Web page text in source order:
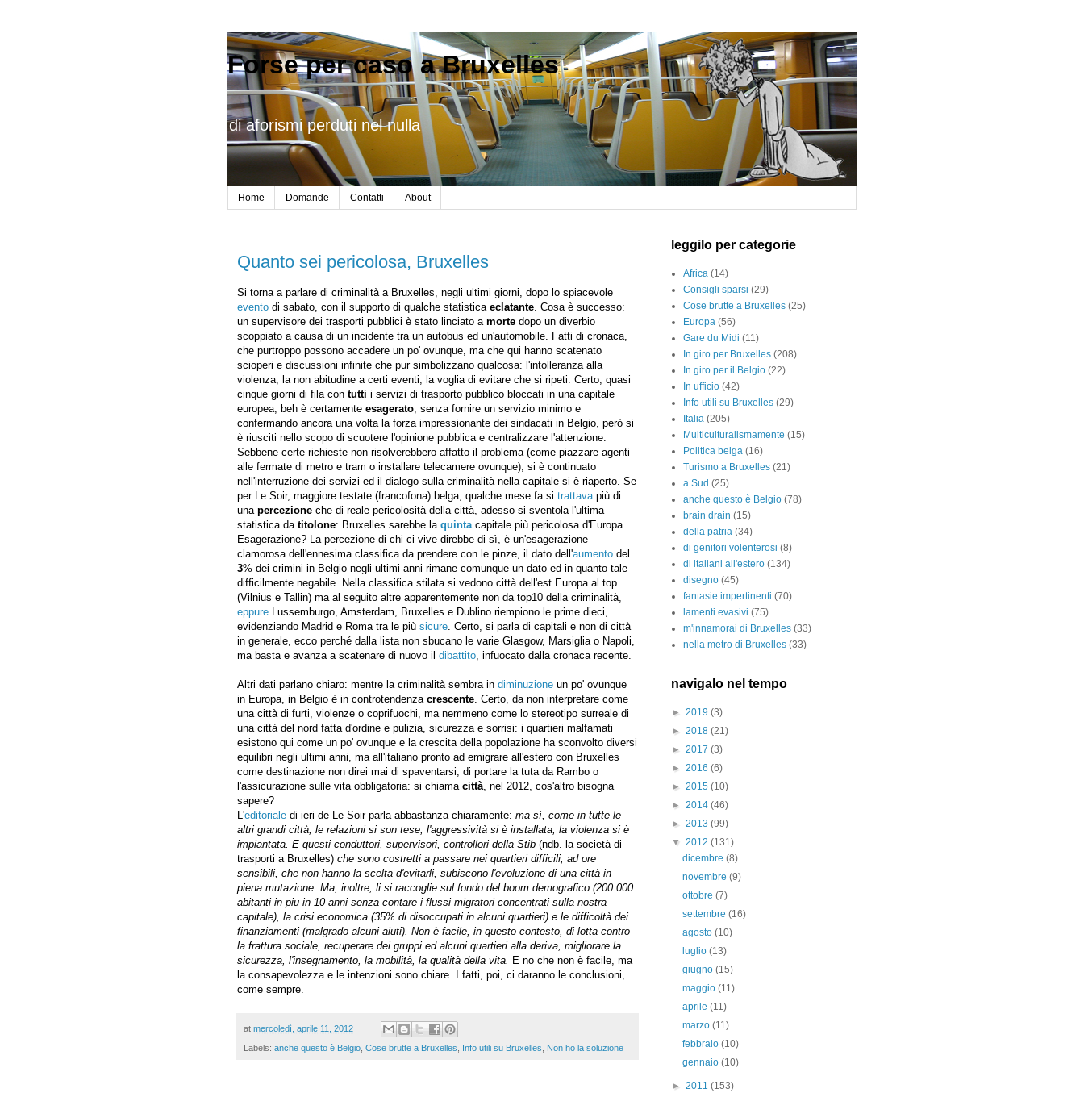
Forse per caso a Bruxelles
di aforismi perduti nel nulla
Home Domande Contatti About
Quanto sei pericolosa, Bruxelles
Si torna a parlare di criminalità a Bruxelles, negli ultimi giorni, dopo lo spiacevole
evento di sabato, con il supporto di qualche statistica eclatante. Cosa è successo:
un supervisore dei trasporti pubblici è stato linciato a morte dopo un diverbio
scoppiato a causa di un incidente tra un autobus ed un'automobile. Fatti di cronaca,
che purtroppo possono accadere un po' ovunque, ma che qui hanno scatenato
scioperi e discussioni infinite che pur simbolizzano qualcosa: l'intolleranza alla
violenza, la non abitudine a certi eventi, la voglia di evitare che si ripeti. Certo, quasi
cinque giorni di fila con tutti i servizi di trasporto pubblico bloccati in una capitale
europea, beh è certamente esagerato, senza fornire un servizio minimo e
confermando ancora una volta la forza impressionante dei sindacati in Belgio, però si
è riusciti nello scopo di scuotere l'opinione pubblica e centralizzare l'attenzione.
Sebbene certe richieste non risolverebbero affatto il problema (come piazzare agenti
alle fermate di metro e tram o installare telecamere ovunque), si è continuato
nell'interruzione dei servizi ed il dialogo sulla criminalità nella capitale si è riaperto. Se
per Le Soir, maggiore testate (francofona) belga, qualche mese fa si trattavapiù di
una percezione che di reale pericolosità della città, adesso si sventola l'ultima
statistica da titolone: Bruxelles sarebbe la quintacapitale più pericolosa d'Europa.
Esagerazione? La percezione di chi ci vive direbbe di sì, è un'esagerazione
clamorosa dell'ennesima classifica da prendere con le pinze, il dato dell'aumento del
3% dei crimini in Belgio negli ultimi anni rimane comunque un dato ed in quanto tale
difficilmente negabile. Nella classifica stilata si vedono città dell'est Europa al top
(Vilnius e Tallin) ma al seguito altre apparentemente non da top10 della criminalità,
eppure Lussemburgo, Amsterdam, Bruxelles e Dublino riempiono le prime dieci,
evidenziando Madrid e Roma tra le più sicure. Certo, si parla di capitali e non di città
in generale, ecco perché dalla lista non sbucano le varie Glasgow, Marsiglia o Napoli,
ma basta e avanza a scatenare di nuovo il dibattito, infuocato dalla cronaca recente.
Altri dati parlano chiaro: mentre la criminalità sembra in diminuzione un po' ovunque
in Europa, in Belgio è in controtendenza crescente. Certo, da non interpretare come
una città di furti, violenze o coprifuochi, ma nemmeno come lo stereotipo surreale di
una città del nord fatta d'ordine e pulizia, sicurezza e sorrisi: i quartieri malfamati
esistono qui come un po' ovunque e la crescita della popolazione ha sconvolto diversi
equilibri negli ultimi anni, ma all'italiano pronto ad emigrare all'estero con Bruxelles
come destinazione non direi mai di spaventarsi, di portare la tuta da Rambo o
l'assicurazione sulle vita obbligatoria: si chiama città, nel 2012, cos'altro bisogna
sapere?
L'editoriale di ieri de Le Soir parla abbastanza chiaramente: ma sì, come in tutte le
altri grandi città, le relazioni si son tese, l'aggressività si è installata, la violenza si è
impiantata. E questi conduttori, supervisori, controllori della Stib (ndb. la società di
trasporti a Bruxelles) che sono costretti a passare nei quartieri difficili, ad ore
sensibili, che non hanno la scelta d'evitarli, subiscono l'evoluzione di una città in
piena mutazione. Ma, inoltre, li si raccoglie sul fondo del boom demografico (200.000
abitanti in piu in 10 anni senza contare i flussi migratori concentrati sulla nostra
capitale), la crisi economica (35% di disoccupati in alcuni quartieri) e le difficoltà dei
finanziamenti (malgrado alcuni aiuti). Non è facile, in questo contesto, di lotta contro
la frattura sociale, recuperare dei gruppi ed alcuni quartieri alla deriva, migliorare la
sicurezza, l'insegnamento, la mobilità, la qualità della vita. E no che non è facile, ma
la consapevolezza e le intenzioni sono chiare. I fatti, poi, ci daranno le conclusioni,
come sempre.
at mercoledì, aprile 11, 2012
Labels: anche questo è Belgio, Cose brutte a Bruxelles, Info utili su Bruxelles, Non ho la soluzione
leggilo per categorie
Africa (14)
Consigli sparsi (29)
Cose brutte a Bruxelles (25)
Europa (56)
Gare du Midi (11)
In giro per Bruxelles (208)
In giro per il Belgio (22)
In ufficio (42)
Info utili su Bruxelles (29)
Italia (205)
Multiculturalismamente (15)
Politica belga (16)
Turismo a Bruxelles (21)
a Sud (25)
anche questo è Belgio (78)
brain drain (15)
della patria (34)
di genitori volenterosi (8)
di italiani all'estero (134)
disegno (45)
fantasie impertinenti (70)
lamenti evasivi (75)
m'innamorai di Bruxelles (33)
nella metro di Bruxelles (33)
navigalo nel tempo
► 2019 (3)
► 2018 (21)
► 2017 (3)
► 2016 (6)
► 2015 (10)
► 2014 (46)
► 2013 (99)
▼ 2012 (131)
dicembre(8)
novembre(9)
ottobre(7)
settembre(16)
agosto(10)
luglio(13)
giugno(15)
maggio(11)
aprile(11)
marzo(11)
febbraio(10)
gennaio(10)
► 2011 (153)